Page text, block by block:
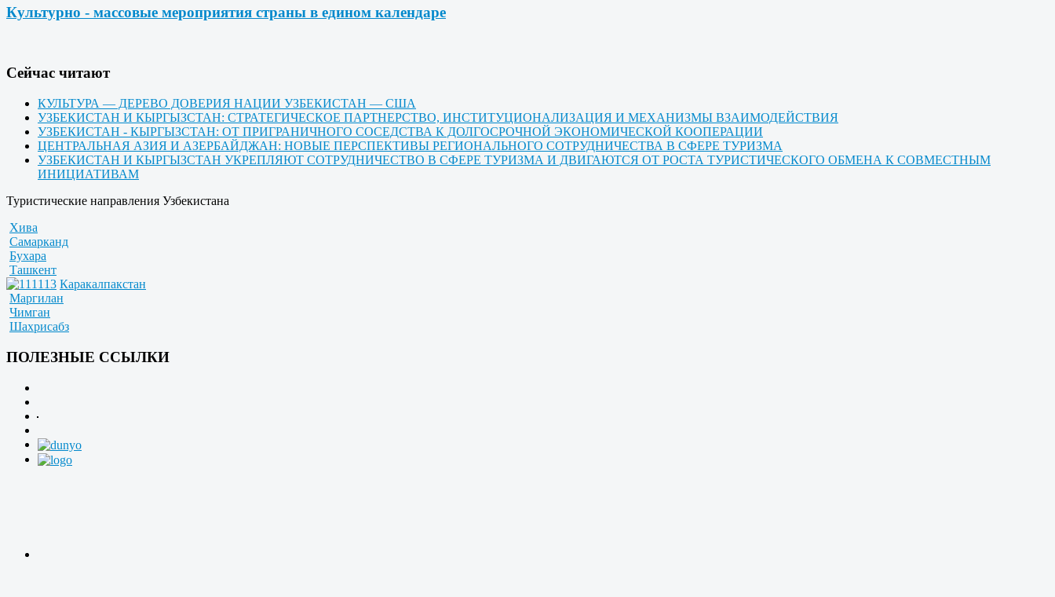
Культурно - массовые мероприятия страны в едином календаре
Cейчас читают
КУЛЬТУРА — ДЕРЕВО ДОВЕРИЯ НАЦИИ УЗБЕКИСТАН — США
УЗБЕКИСТАН И КЫРГЫЗСТАН: СТРАТЕГИЧЕСКОЕ ПАРТНЕРСТВО, ИНСТИТУЦИОНАЛИЗАЦИЯ И МЕХАНИЗМЫ ВЗАИМОДЕЙСТВИЯ
УЗБЕКИСТАН - КЫРГЫЗСТАН: ОТ ПРИГРАНИЧНОГО СОСЕДСТВА К ДОЛГОСРОЧНОЙ ЭКОНОМИЧЕСКОЙ КООПЕРАЦИИ
ЦЕНТРАЛЬНАЯ АЗИЯ И АЗЕРБАЙДЖАН: НОВЫЕ ПЕРСПЕКТИВЫ РЕГИОНАЛЬНОГО СОТРУДНИЧЕСТВА В СФЕРЕ ТУРИЗМА
УЗБЕКИСТАН И КЫРГЫЗСТАН УКРЕПЛЯЮТ СОТРУДНИЧЕСТВО В СФЕРЕ ТУРИЗМА И ДВИГАЮТСЯ ОТ РОСТА ТУРИСТИЧЕСКОГО ОБМЕНА К СОВМЕСТНЫМ
ИНИЦИАТИВАМ
Туристические направления Узбекистана
Хива
Самарканд
Бухара
Ташкент
Каракалпакстан
Маргилан
Чимган
Шахрисабз
ПОЛЕЗНЫЕ ССЫЛКИ